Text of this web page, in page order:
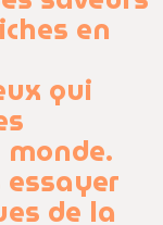
en
qui
de la